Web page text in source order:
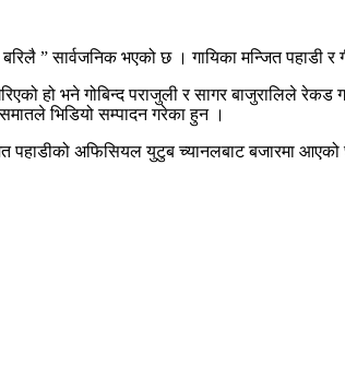
” सार्वजनिक भएको छ । गायिका मन्जित पहाडी
हो भने गोबिन्द पराजुली र सागर बाजुरालिले
भिडियो सम्पादन गरेका हुन ।
पहाडीको अफिसियल युटुब च्यानलबाट बजारमा आएको